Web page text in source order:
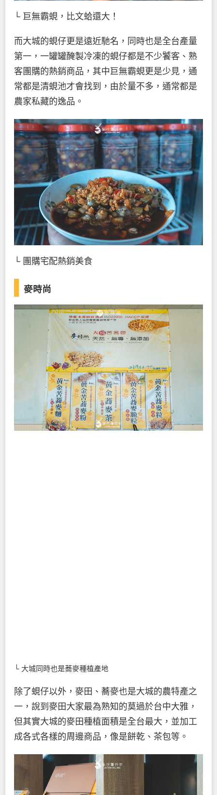
└ 巨無霸蜆，比文蛤還大！
而大城的蜆仔更是遠近馳名，同時也是全台產量
第一，一罐罐醃製冷凍的蜆仔都是不少饕客、熟
客團購的熱銷商品，其中巨無霸蜆更是少見，通
常都是清蜆池才會找到，由於量不多，通常都是
農家私藏的逸品。
└ 團購宅配熱銷美食
麥時尚
└ 大城同時也是蕎麥種植產地
除了蜆仔以外，麥田、蕎麥也是大城的農特產之
一，說到麥田大家最為熟知的莫過於台中大雅，
但其實大城的麥田種植面積是全台最大，並加工
成各式各樣的周邊商品，像是餅乾、茶包等。